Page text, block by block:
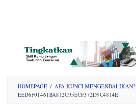
HOMEPAGE / APA KUNCI MENGENDALIKAN?
EED6F01461BA812C95ECF372D9C4814E